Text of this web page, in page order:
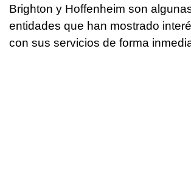
Brighton y Hoffenheim son
entidades que han mostrado
con sus servicios de forma